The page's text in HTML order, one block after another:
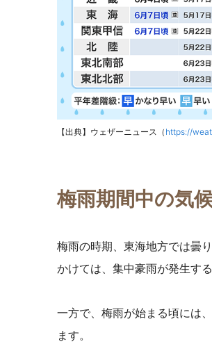
【出典】ウェザーニュース（ https://
梅雨期間中の気
梅雨の時期、東海地方では曇
かけては、集中豪雨が発生す
一方で、梅雨が始まる頃には
ます。